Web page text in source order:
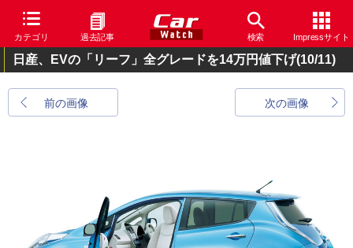
カテゴリ 過去記事 検索 Impressサイト
日産、EVの「リーフ」全グレードを14万円値下げ(10/11)
前の画像 次の画像